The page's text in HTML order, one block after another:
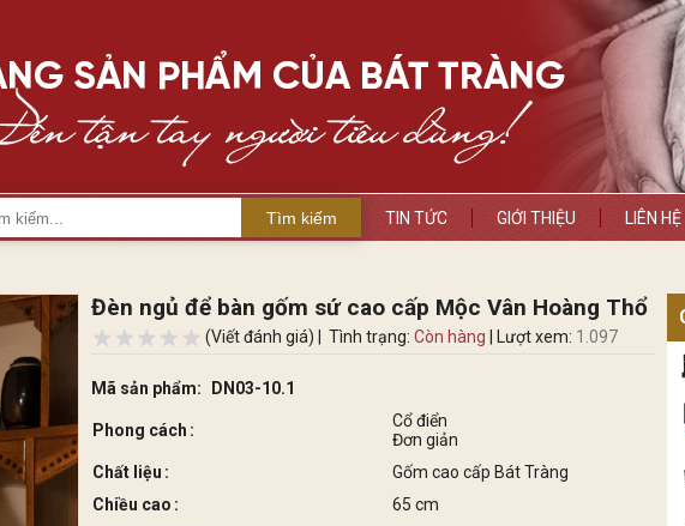
Tìm kiếm TIN TỨC GIỚI THIỆU LIÊN HỆ
Đèn ngủ để bàn gốm sứ cao cấp Mộc Vân Hoàng Thổ
(Viết đánh giá) | Tình trạng: Còn hàng | Lượt xem: 1.097
Mã sản phẩm: DN03-10.1
Phong cách
Cổ điển
Đơn giản
Chất liệu
Gốm cao cấp Bát Tràng
Chiều cao
65 cm